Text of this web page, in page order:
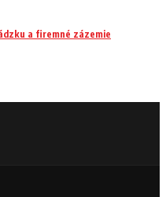
a firemné zázemie